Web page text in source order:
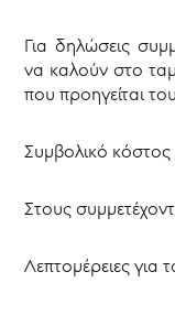
Για δηλώσεις
να καλούν στο
που προηγείται
Συμβολικό
Στους
Λεπτομέρειες για